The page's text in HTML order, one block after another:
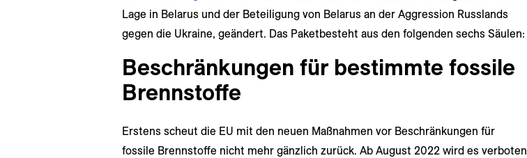
Lage in Belarus und der Beteiligung von Belarus an der Aggression Russlands
gegen die Ukraine, geändert. Das Paketbesteht aus den folgenden sechs Säulen:
Beschränkungen für bestimmte fossile
Brennstoffe
Erstens scheut die EU mit den neuen Maßnahmen vor Beschränkungen für
fossile Brennstoffe nicht mehr gänzlich zurück. Ab August 2022 wird es verboten